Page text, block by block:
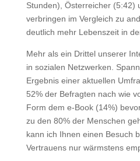
Stunden), Österreicher (5:42)
verbringen im Vergleich zu
deutlich mehr Lebenszeit in
Mehr als ein Drittel unserer
in sozialen Netzwerken.
Ergebnis einer aktuellen
52% der Befragten nach wie
Form dem e-Book (14%)
zu den 80% der Menschen
kann ich Ihnen einen Besuch
Vertrauens nur wärmstens